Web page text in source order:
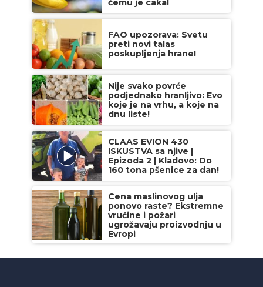
čemu je caka!
FAO upozorava: Svetu
preti novi talas
poskupljenja hrane!
Nije svako povrće
podjednako hranljivo: Evo
koje je na vrhu, a koje na
dnu liste!
CLAAS EVION 430
ISKUSTVA sa njive |
Epizoda 2 | Kladovo: Do
160 tona pšenice za dan!
Cena maslinovog ulja
ponovo raste? Ekstremne
vrućine i požari
ugrožavaju proizvodnju u
Evropi